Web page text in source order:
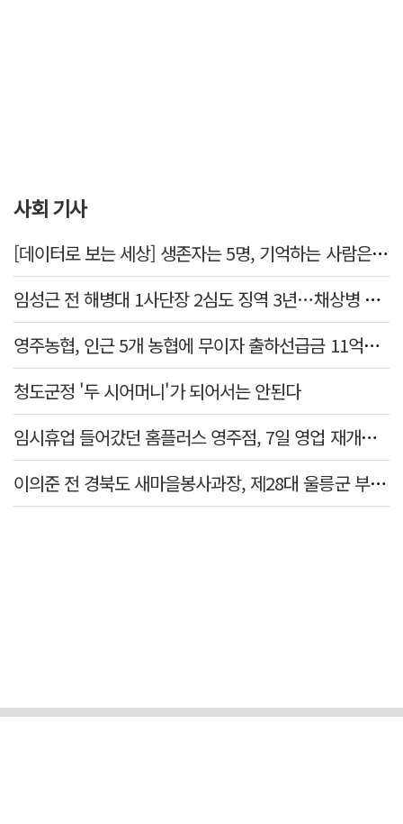
사회 기사
[데이터로 보는 세상] 생존자는 5명, 기억하는 사람은 늘었다
임성근 전 해병대 1사단장 2심도 징역 3년…채상병 순직 책임 유죄
영주농협, 인근 5개 농협에 무이자 출하선급금 11억원 지원…상생 유통망 강화
청도군정 '두 시어머니'가 되어서는 안된다
임시휴업 들어갔던 홈플러스 영주점, 7일 영업 재개…지하 1층만 운영
이의준 전 경북도 새마을봉사과장, 제28대 울릉군 부군수 취임